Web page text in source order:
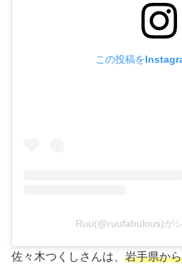
この投稿を
Ruu(@ruufabulous)が
佐々木つくしさんは、 岩手県か